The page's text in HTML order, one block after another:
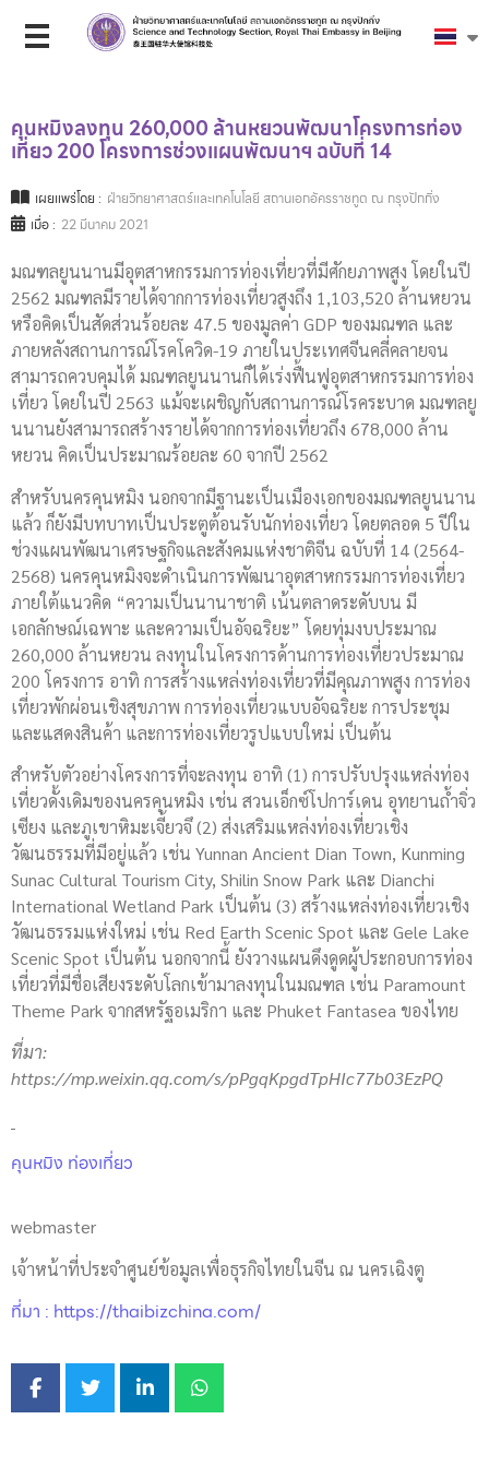
คุนหมิงลงทุน 260,000 ล้านหยวนพัฒนาโครงการท่อง
เที่ยว 200 โครงการช่วงแผนพัฒนาฯ ฉบับที่ 14
เผยแพร่โดย : ฝ่ายวิทยาศาสตร์และเทคโนโลยี สถานเอกอัครราชทูต ณ กรุงปักกิ่ง
เมื่อ : 22 มีนาคม 2021
มณฑลยูนนานมีอุตสาหกรรมการท่องเที่ยวที่มีศักยภาพสูง โดยในปี
2562 มณฑลมีรายได้จากการท่องเที่ยวสูงถึง 1,103,520 ล้านหยวน
หรือคิดเป็นสัดส่วนร้อยละ 47.5 ของมูลค่า GDP ของมณฑล และ
ภายหลังสถานการณ์โรคโควิด-19 ภายในประเทศจีนคลี่คลายจน
สามารถควบคุมได้ มณฑลยูนนานก็ได้เร่งฟื้นฟูอุตสาหกรรมการท่อง
เที่ยว โดยในปี 2563 แม้จะเผชิญกับสถานการณ์โรคระบาด มณฑลยู
นนานยังสามารถสร้างรายได้จากการท่องเที่ยวถึง 678,000 ล้าน
หยวน คิดเป็นประมาณร้อยละ 60 จากปี 2562
สำหรับนครคุนหมิง นอกจากมีฐานะเป็นเมืองเอกของมณฑลยูนนาน
แล้ว ก็ยังมีบทบาทเป็นประตูต้อนรับนักท่องเที่ยว โดยตลอด 5 ปีใน
ช่วงแผนพัฒนาเศรษฐกิจและสังคมแห่งชาติจีน ฉบับที่ 14 (2564-
2568) นครคุนหมิงจะดำเนินการพัฒนาอุตสาหกรรมการท่องเที่ยว
ภายใต้แนวคิด “ความเป็นนานาชาติ เน้นตลาดระดับบน มี
เอกลักษณ์เฉพาะ และความเป็นอัจฉริยะ” โดยทุ่มงบประมาณ
260,000 ล้านหยวน ลงทุนในโครงการด้านการท่องเที่ยวประมาณ
200 โครงการ อาทิ การสร้างแหล่งท่องเที่ยวที่มีคุณภาพสูง การท่อง
เที่ยวพักผ่อนเชิงสุขภาพ การท่องเที่ยวแบบอัจฉริยะ การประชุม
และแสดงสินค้า และการท่องเที่ยวรูปแบบใหม่ เป็นต้น
สำหรับตัวอย่างโครงการที่จะลงทุน อาทิ (1) การปรับปรุงแหล่งท่อง
เที่ยวดั้งเดิมของนครคุนหมิง เช่น สวนเอ็กซ์โปการ์เดน อุทยานถ้ำจิ่ว
เซียง และภูเขาหิมะเจี้ยวจึ (2) ส่งเสริมแหล่งท่องเที่ยวเชิง
วัฒนธรรมที่มีอยู่แล้ว เช่น Yunnan Ancient Dian Town, Kunming
Sunac Cultural Tourism City, Shilin Snow Park และ Dianchi
International Wetland Park เป็นต้น (3) สร้างแหล่งท่องเที่ยวเชิง
วัฒนธรรมแห่งใหม่ เช่น Red Earth Scenic Spot และ Gele Lake
Scenic Spot เป็นต้น นอกจากนี้ ยังวางแผนดึงดูดผู้ประกอบการท่อง
เที่ยวที่มีชื่อเสียงระดับโลกเข้ามาลงทุนในมณฑล เช่น Paramount
Theme Park จากสหรัฐอเมริกา และ Phuket Fantasea ของไทย
ที่มา:
https://mp.weixin.qq.com/s/pPgqKpgdTpHIc77b03EzPQ
คุนหมิง ท่องเที่ยว
webmaster
เจ้าหน้าที่ประจำศูนย์ข้อมูลเพื่อธุรกิจไทยในจีน ณ นครเฉิงตู
ที่มา : https://thaibizchina.com/